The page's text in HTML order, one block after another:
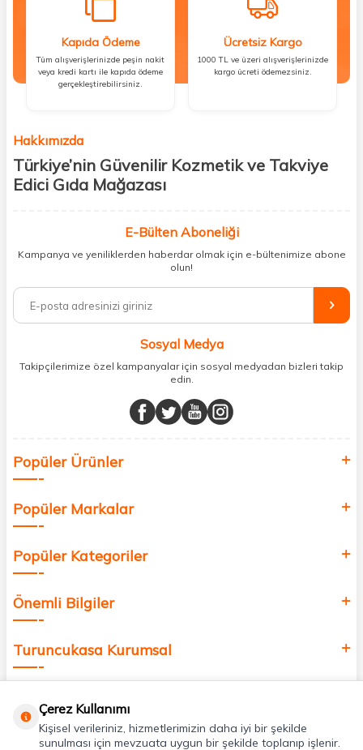
Kapıda Ödeme
Tüm alışverişlerinizde peşin nakit
veya kredi kartı ile kapıda ödeme
gerçekleştirebilirsiniz.
Ücretsiz Kargo
1000 TL ve üzeri alışverişlerinizde
kargo ücreti ödemezsiniz.
Hakkımızda
Türkiye’nin Güvenilir Kozmetik ve Takviye
Edici Gıda Mağazası
kişisel bakım hem de takviye edici gıda ürünlerini sizlerle
buluşturuyoruz. Artık mağaza mağaza dolaşmanıza gerek yok;
ihtiyacınız olan her şeyi tek bir çatı altında topluyor ve kapınıza kadar
%100 orijinal kozmetik ve sağlık ürünleriyle güzelliğinizi tamamlayabilir,
vücudunuzu desteklemek için güvenilir takviye edici gıdalara
minerallere kadar binlerce ürünü uygun fiyat ve hızlı kargo avantajıyla
sunuyoruz.
buluşturuyor ve online alışveriş deneyiminizi en iyi hale getiriyoruz.
Sağlık, güzellik ve iyi yaşam için aradığınız her şey burada!
değer katmak için bize katılın!
E-Bülten Aboneliği
Kampanya ve yeniliklerden haberdar olmak için e-bültenimize abone
olun!
Sosyal Medya
Takipçilerimize özel kampanyalar için sosyal medyadan bizleri takip
edin.
Popüler Ürünler
Popüler Markalar
Popüler Kategoriler
Önemli Bilgiler
Turuncukasa Kurumsal
Uygulamalarımız
Çerez Kullanımı
Kişisel verileriniz, hizmetlerimizin daha iyi bir şekilde
sunulması için mevzuata uygun bir şekilde toplanıp işlenir.